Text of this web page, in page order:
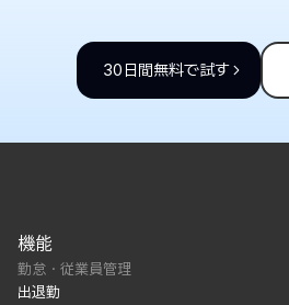
30日間無料で試す
機能
勤怠・従業員管理
出退勤